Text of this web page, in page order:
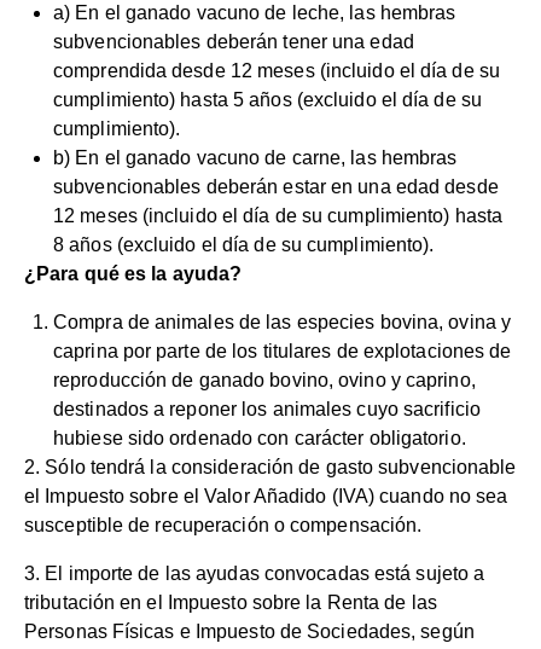
a) En el ganado vacuno de leche, las hembras
subvencionables deberán tener una edad
comprendida desde 12 meses (incluido el día de su
cumplimiento) hasta 5 años (excluido el día de su
cumplimiento).
b) En el ganado vacuno de carne, las hembras
subvencionables deberán estar en una edad desde
12 meses (incluido el día de su cumplimiento) hasta
8 años (excluido el día de su cumplimiento).
¿Para qué es la ayuda?
Compra de animales de las especies bovina, ovina y
caprina por parte de los titulares de explotaciones de
reproducción de ganado bovino, ovino y caprino,
destinados a reponer los animales cuyo sacrificio
hubiese sido ordenado con carácter obligatorio.
2. Sólo tendrá la consideración de gasto subvencionable
el Impuesto sobre el Valor Añadido (IVA) cuando no sea
susceptible de recuperación o compensación.
3. El importe de las ayudas convocadas está sujeto a
tributación en el Impuesto sobre la Renta de las
Personas Físicas e Impuesto de Sociedades, según